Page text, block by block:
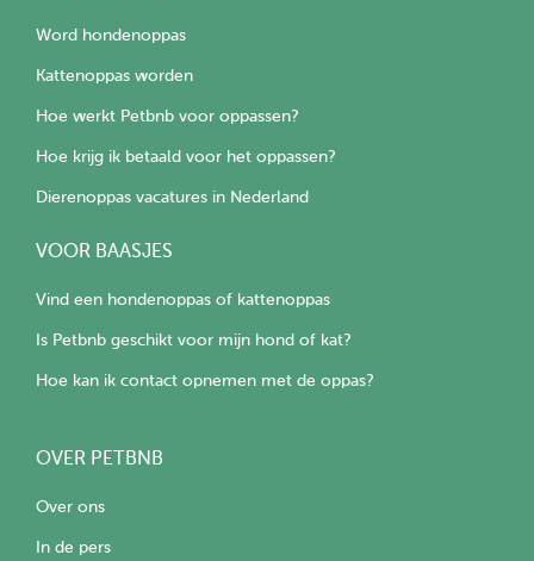
Word hondenoppas
Kattenoppas worden
Hoe werkt Petbnb voor oppassen?
Hoe krijg ik betaald voor het oppassen?
Dierenoppas vacatures in Nederland
VOOR BAASJES
Vind een hondenoppas of kattenoppas
Is Petbnb geschikt voor mijn hond of kat?
Hoe kan ik contact opnemen met de oppas?
OVER PETBNB
Over ons
In de pers